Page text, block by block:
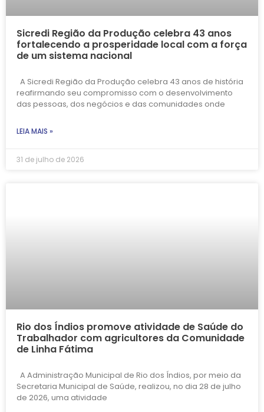
Sicredi Região da Produção celebra 43 anos
fortalecendo a prosperidade local com a força
de um sistema nacional
A Sicredi Região da Produção celebra 43 anos de história
reafirmando seu compromisso com o desenvolvimento
das pessoas, dos negócios e das comunidades onde
LEIA MAIS »
31 de julho de 2026
Rio dos Índios promove atividade de Saúde do
Trabalhador com agricultores da Comunidade
de Linha Fátima
A Administração Municipal de Rio dos Índios, por meio da
Secretaria Municipal de Saúde, realizou, no dia 28 de julho
de 2026, uma atividade